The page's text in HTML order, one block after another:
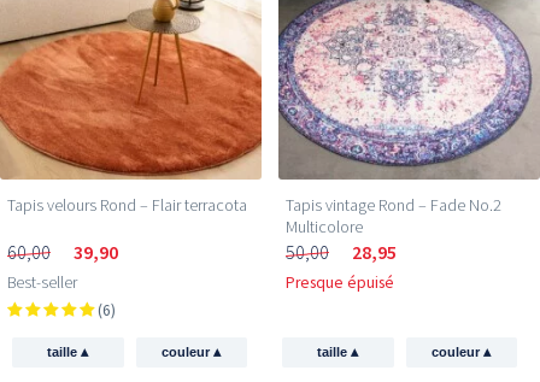
Tapis velours Rond – Flair terracota
60,00 39,90
Best-seller
(6)
taille▴ couleur▴
Tapis vintage Rond – Fade No.2
Multicolore
50,00 28,95
Presque épuisé
taille▴ couleur▴